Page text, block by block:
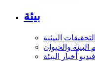
بيئة
البيئية
البيئة والحيوان
فيديو أخبار البيئة